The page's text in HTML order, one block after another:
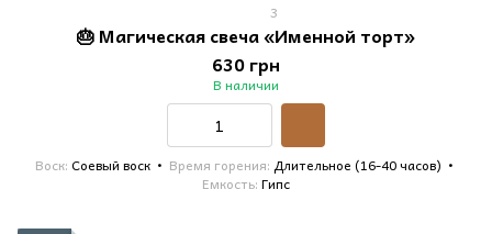
3
🎂 Магическая свеча «Именной торт»
630 грн
В наличии
Воск Соевый воск Время горения Длительное (16-40 часов)
Емкость Гипс